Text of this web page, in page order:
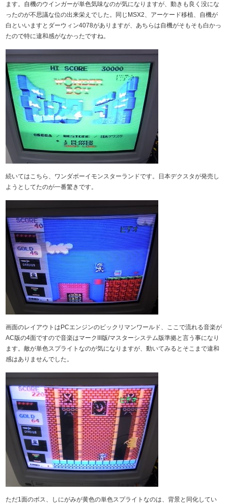
ます。自機のウインガーが単色気味なのが気になりますが、動きも良く没にな
ったのが不思議な位の出来栄えでした。同じMSX2、アーケード移植、自機が
白といいますとダーウィン4078がありますが、あちらは自機がそもそも白かっ
たので特に違和感がなかったですね。
続いてはこちら、ワンダボーイモンスターランドです。日本デクスタが発売し
ようとしてたのが一番驚きです。
画面のレイアウトはPCエンジンのビックリマンワールド、ここで流れる音楽が
AC版の4面ですので音楽はマークIII版/マスターシステム版準拠と言う事になり
ます。敵が単色スプライトなのが気になりますが、動いてみるとそこまで違和
感はありませんでした。
ただ1面のボス、しにがみが黄色の単色スプライトなのは、背景と同化してい